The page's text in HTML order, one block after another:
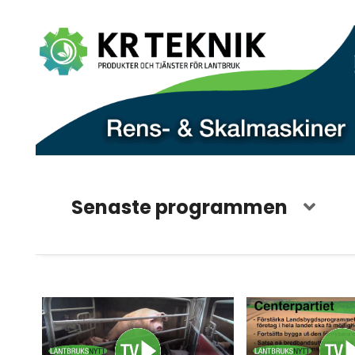
Senaste programmen